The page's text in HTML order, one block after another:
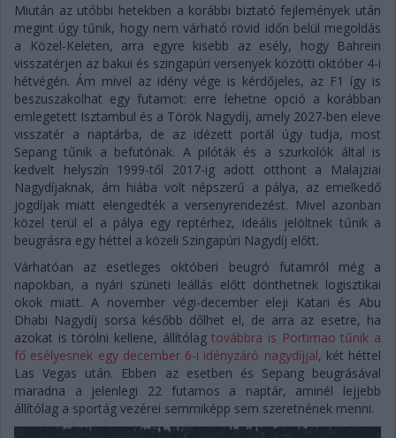
Miután az utóbbi hetekben a korábbi biztató fejlemények után
megint úgy tűnik, hogy nem várható rövid időn belül megoldás
a Közel-Keleten, arra egyre kisebb az esély, hogy Bahrein
visszatérjen az bakui és szingapúri versenyek közötti október 4-i
hétvégén. Ám mivel az idény vége is kérdőjeles, az F1 így is
beszuszakolhat egy futamot: erre lehetne opció a korábban
emlegetett Isztambul és a Török Nagydíj, amely 2027-ben eleve
visszatér a naptárba, de az idézett portál úgy tudja, most
Sepang tűnik a befutónak. A pilóták és a szurkolók által is
kedvelt helyszín 1999-től 2017-ig adott otthont a Malajziai
Nagydíjaknak, ám hiába volt népszerű a pálya, az emelkedő
jogdíjak miatt elengedték a versenyrendezést. Mivel azonban
közel terül el a pálya egy reptérhez, ideális jelöltnek tűnik a
beugrásra egy héttel a közeli Szingapúri Nagydíj előtt.
Várhatóan az esetleges októberi beugró futamról még a
napokban, a nyári szüneti leállás előtt dönthetnek logisztikai
okok miatt. A november végi-december eleji Katari és Abu
Dhabi Nagydíj sorsa később dőlhet el, de arra az esetre, ha
azokat is törölni kellene, állítólagtovábbra is Portimao tűnik a
fő esélyesnek egy december 6-i idényzáró nagydíjjal, két héttel
Las Vegas után. Ebben az esetben és Sepang beugrásával
maradna a jelenlegi 22 futamos a naptár, aminél lejjebb
állítólag a sportág vezérei semmiképp sem szeretnének menni.